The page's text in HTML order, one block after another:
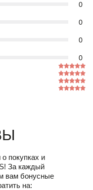
0
0
0
0
покупках и
За каждый
вам бонусные
на: